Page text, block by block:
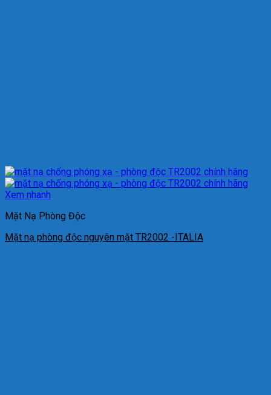
Xem nhanh
Mặt Nạ Phòng Độc
Mặt nạ phòng độc nguyên mặt TR2002 -ITALIA